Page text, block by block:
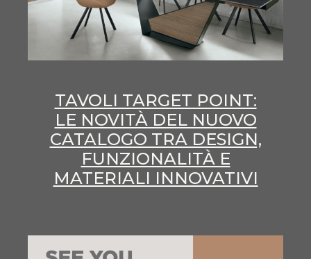
TAVOLI TARGET POINT:
LE NOVITÀ DEL NUOVO
CATALOGO TRA DESIGN,
FUNZIONALITÀ E
MATERIALI INNOVATIVI